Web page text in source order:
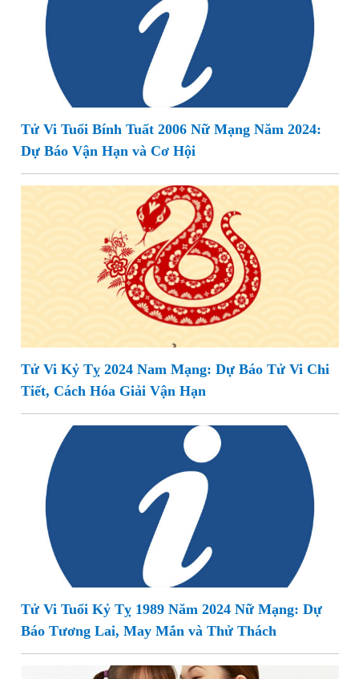
Tử Vi Tuổi Bính Tuất 2006 Nữ Mạng Năm 2024:
Dự Báo Vận Hạn và Cơ Hội
Tử Vi Kỷ Tỵ 2024 Nam Mạng: Dự Báo Tử Vi Chi
Tiết, Cách Hóa Giải Vận Hạn
Tử Vi Tuổi Kỷ Tỵ 1989 Năm 2024 Nữ Mạng: Dự
Báo Tương Lai, May Mắn và Thử Thách